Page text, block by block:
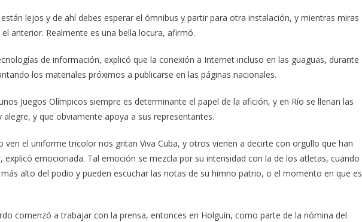
lejos y de ahí debes esperar el ómnibus y partir para otra instalación, y mientras miras
anterior. Realmente es una bella locura, afirmó.
de información, explicó que la conexión a Internet incluso en las guaguas, durante
los materiales próximos a publicarse en las páginas nacionales.
Juegos Olímpicos siempre es determinante el papel de la afición, y en Río se llenan las
y que obviamente apoya a sus representantes.
ven el uniforme tricolor nos gritan Viva Cuba, y otros vienen a decirte con orgullo que han
explicó emocionada. Tal emoción se mezcla por su intensidad con la de los atletas, cuando
alto del podio y pueden escuchar las notas de su himno patrio, o el momento en que es
comenzó a trabajar con la prensa, entonces en Holguín, como parte de la nómina del